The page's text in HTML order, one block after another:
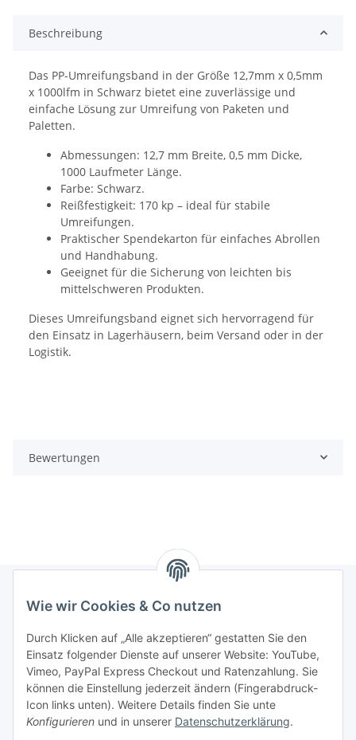
Beschreibung
Das PP-Umreifungsband in der Größe 12,7mm x 0,5mm
x 1000lfm in Schwarz bietet eine zuverlässige und
einfache Lösung zur Umreifung von Paketen und
Paletten.
Abmessungen: 12,7 mm Breite, 0,5 mm Dicke,
1000 Laufmeter Länge.
Farbe: Schwarz.
Reißfestigkeit: 170 kp – ideal für stabile
Umreifungen.
Praktischer Spendekarton für einfaches Abrollen
und Handhabung.
Geeignet für die Sicherung von leichten bis
mittelschweren Produkten.
Dieses Umreifungsband eignet sich hervorragend für
den Einsatz in Lagerhäusern, beim Versand oder in der
Logistik.
Bewertungen
Gesetzliche Informationen
Vertrag widerrufen
Wie wir Cookies & Co nutzen
Durch Klicken auf „Alle akzeptieren“ gestatten Sie den
Einsatz folgender Dienste auf unserer Website: YouTube,
Vimeo, PayPal Express Checkout und Ratenzahlung. Sie
können die Einstellung jederzeit ändern (Fingerabdruck-
Icon links unten). Weitere Details finden Sie unte
Konfigurieren und in unserer Datenschutzerklärung.